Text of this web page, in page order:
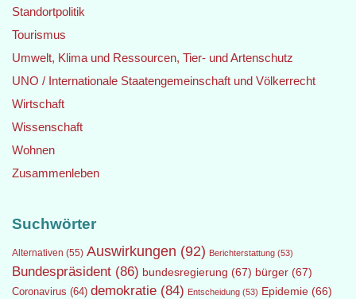
Standortpolitik
Tourismus
Umwelt, Klima und Ressourcen, Tier- und Artenschutz
UNO / Internationale Staatengemeinschaft und Völkerrecht
Wirtschaft
Wissenschaft
Wohnen
Zusammenleben
Suchwörter
Alternativen (55) Auswirkungen (92) Berichterstattung (53)
Bundespräsident (86) bundesregierung (67) bürger (67)
Coronavirus (64) demokratie (84) Entscheidung (53) Epidemie (66)